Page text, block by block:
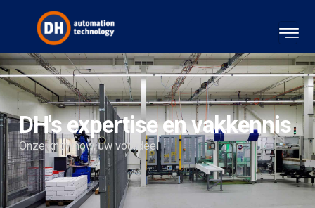
DH's expertise en vakkennis
Onze knowhow, uw voordeel